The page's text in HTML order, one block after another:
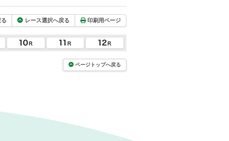
レース選択へ戻る 印刷用ページ
ページトップへ戻る